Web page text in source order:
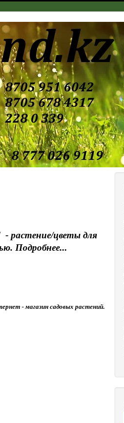
- растение/цветы для
Подробнее...
- магазин садовых растений.